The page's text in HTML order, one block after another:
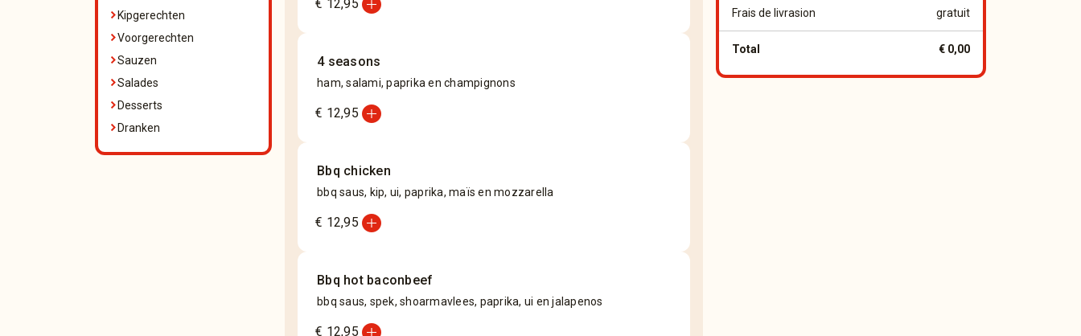
Frais de livrasion gratuit
Total € 0,00
Kipgerechten
Voorgerechten
Sauzen
Salades
Desserts
Dranken
€ 12,95
4 seasons
ham, salami, paprika en champignons
€ 12,95 add_circle
Bbq chicken
bbq saus, kip, ui, paprika, maïs en mozzarella
€ 12,95 add_circle
Bbq hot baconbeef
bbq saus, spek, shoarmavlees, paprika, ui en jalapenos
€ 12,95